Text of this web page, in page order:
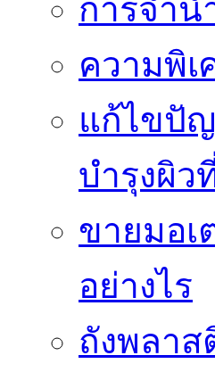
การจำน
ความพิเ
แก้ไขปั
บำรุงผิว
ขายมอเ
อย่างไร
ถังพลา